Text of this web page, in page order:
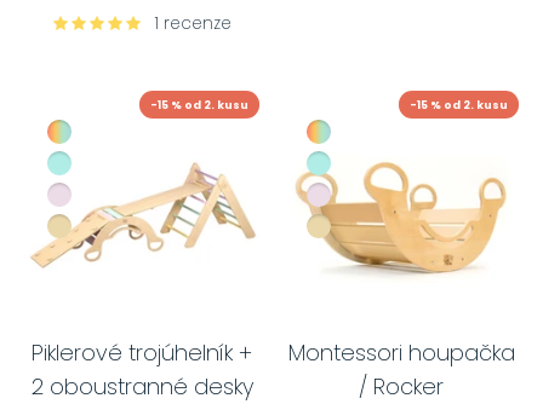
1 recenze
Piklerové trojúhelník +
2 oboustranné desky
-15 % od 2. kusu
Montessori houpačka
/ Rocker
-15 % od 2. kusu